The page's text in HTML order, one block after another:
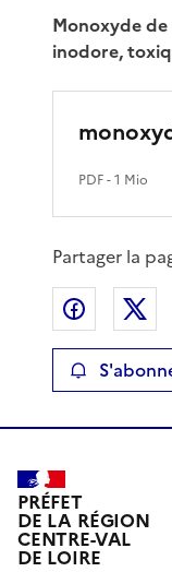
Monoxyde
inodore,
PDF- 1 Mio
Partager la
PRÉFET
DE LA RÉGION
CENTRE-VAL
DE LOIRE